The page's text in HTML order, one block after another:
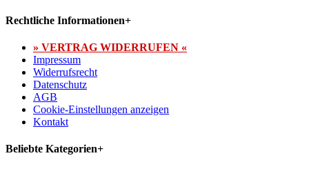
Rechtliche Informationen+
» VERTRAG WIDERRUFEN «
Impressum
Widerrufsrecht
Datenschutz
AGB
Cookie-Einstellungen anzeigen
Kontakt
Beliebte Kategorien+